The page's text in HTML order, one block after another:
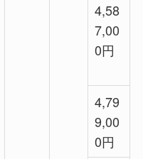
4,58
7,00
0円
4,79
9,00
0円